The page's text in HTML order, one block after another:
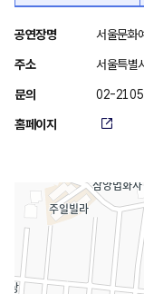
위
치
안
공연장명 서울문화
주소 서울특별
문의 02-
홈페이지